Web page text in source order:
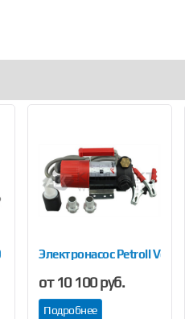
Электронасос Petroll Vega
от 10 100 руб.
Подробнее